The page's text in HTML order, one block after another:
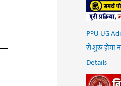
PPU UG
से शुरू होगा
Details